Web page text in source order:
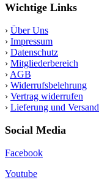
Wichtige Links
› Über Uns
› Impressum
› Datenschutz
› Mitgliederbereich
› AGB
› Widerrufsbelehrung
› Vertrag widerrufen
› Lieferung und Versand
Social Media
Facebook
Youtube